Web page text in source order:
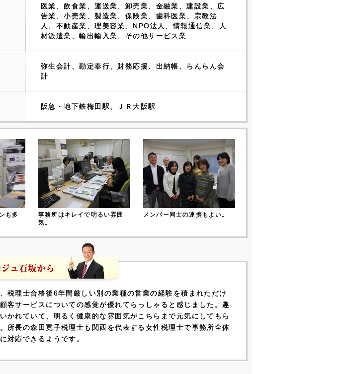
医業、飲食業、運送業、卸売業、金融業、建設業、広
告業、小売業、製造業、保険業、歯科医業、宗教法
人、不動産業、理美容業、NPO法人、情報通信業、人
材派遣業、輸出輸入業、その他サービス業
弥生会計、勘定奉行、財務応援、出納帳、らんらん会
計
阪急・地下鉄梅田駅、ＪＲ大阪駅
も多
事務所はキレイで明るい雰囲
気。
メンバー同士の連携もよい。
税理士合格後6年間厳しい別の業種の営業の経験を積まれただけ
客サービスについての感覚が優れてらっしゃると感じました。趣
かれていて、明るく健康的な雰囲気がこちらまで元気にしてもら
所長の森田寛子税理士も関西を代表する女性税理士で事務所全体
対応できるようです。